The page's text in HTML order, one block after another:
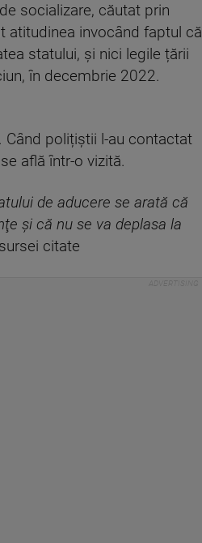
socializare, căutat prin
atitudinea invocând faptul că
statului, și nici legile țării
în decembrie 2022.
Când polițiștii l-au contactat
află într-o vizită.
de aducere se arată că
şi că nu se va deplasa la
citate